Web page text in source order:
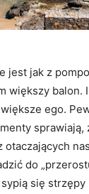
jest jak z
większy balon.
ego.
sprawiają,
otaczających
do
się